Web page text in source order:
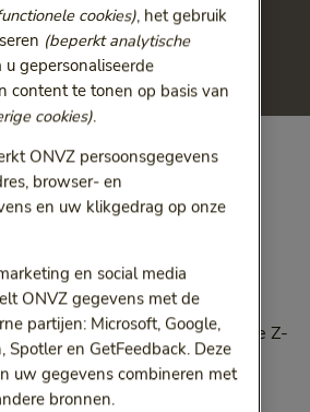
vergoedingen, brengt u
meestal bij u in rekening.
van een geneesmiddel
gecontracteerde apotheek of
is 80% van de
standaard (uitgegeven door de Z-
cookies), het gebruik
(beperkt analytische
gepersonaliseerde
content te tonen op basis van
cookies).
ONVZ persoonsgegevens
browser- en
en uw klikgedrag op onze
en social media
ONVZ gegevens met de
partijen: Microsoft, Google,
Spotler en GetFeedback. Deze
uw gegevens combineren met
bronnen.